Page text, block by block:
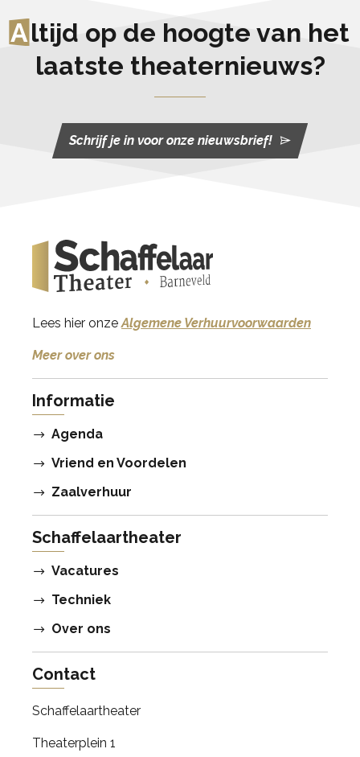
Altijd op de hoogte van het
laatste theaternieuws?
Schrijf je in voor onze nieuwsbrief!
Lees hier onze Algemene Verhuurvoorwaarden
Meer over ons
Informatie
Agenda
Vriend en Voordelen
Zaalverhuur
Schaffelaartheater
Vacatures
Techniek
Over ons
Contact
Schaffelaartheater
Theaterplein 1